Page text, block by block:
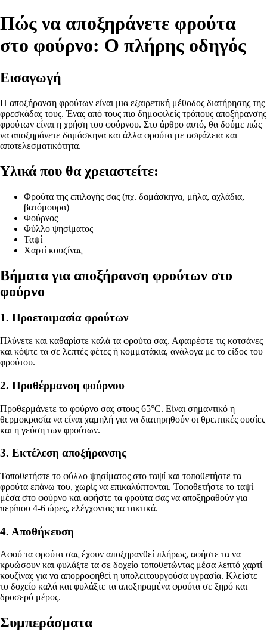
Πώς να αποξηράνετε φρούτα
στο φούρνο: Ο πλήρης οδηγός
Εισαγωγή
Η αποξήρανση φρούτων είναι μια εξαιρετική μέθοδος διατήρησης της
φρεσκάδας τους. Ένας από τους πιο δημοφιλείς τρόπους αποξήρανσης
φρούτων είναι η χρήση του φούρνου. Στο άρθρο αυτό, θα δούμε πώς
να αποξηράνετε δαμάσκηνα και άλλα φρούτα με ασφάλεια και
αποτελεσματικότητα.
Υλικά που θα χρειαστείτε:
Φρούτα της επιλογής σας (πχ. δαμάσκηνα, μήλα, αχλάδια,
βατόμουρα)
Φούρνος
Φύλλο ψησίματος
Ταψί
Χαρτί κουζίνας
Βήματα για αποξήρανση φρούτων στο
φούρνο
1. Προετοιμασία φρούτων
Πλύνετε και καθαρίστε καλά τα φρούτα σας. Αφαιρέστε τις κοτσάνες
και κόψτε τα σε λεπτές φέτες ή κομματάκια, ανάλογα με το είδος του
φρούτου.
2. Προθέρμανση φούρνου
Προθερμάνετε το φούρνο σας στους 65°C. Είναι σημαντικό η
θερμοκρασία να είναι χαμηλή για να διατηρηθούν οι θρεπτικές ουσίες
και η γεύση των φρούτων.
3. Εκτέλεση αποξήρανσης
Τοποθετήστε το φύλλο ψησίματος στο ταψί και τοποθετήστε τα
φρούτα επάνω του, χωρίς να επικαλύπτονται. Τοποθετήστε το ταψί
μέσα στο φούρνο και αφήστε τα φρούτα σας να αποξηραθούν για
περίπου 4-6 ώρες, ελέγχοντας τα τακτικά.
4. Αποθήκευση
Αφού τα φρούτα σας έχουν αποξηρανθεί πλήρως, αφήστε τα να
κρυώσουν και φυλάξτε τα σε δοχείο τοποθετώντας μέσα λεπτό χαρτί
κουζίνας για να απορροφηθεί η υπολειτουργούσα υγρασία. Κλείστε
το δοχείο καλά και φυλάξτε τα αποξηραμένα φρούτα σε ξηρό και
δροσερό μέρος.
Συμπεράσματα